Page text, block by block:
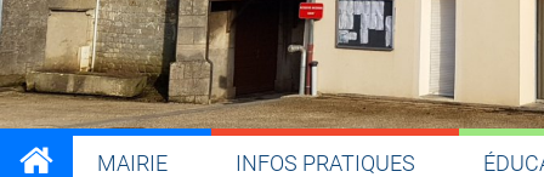
MAIRIE INFOS PRATIQUES